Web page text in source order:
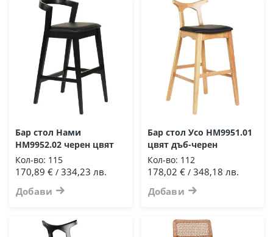
Бар стол Нами
HM9952.02 черен цвят
Кол-во: 115
170,89 € / 334,23 лв.
Добави
Бар стол Усо HM9951.01
цвят дъб-черен
Кол-во: 112
178,02 €/ 348,18 лв.
Добави